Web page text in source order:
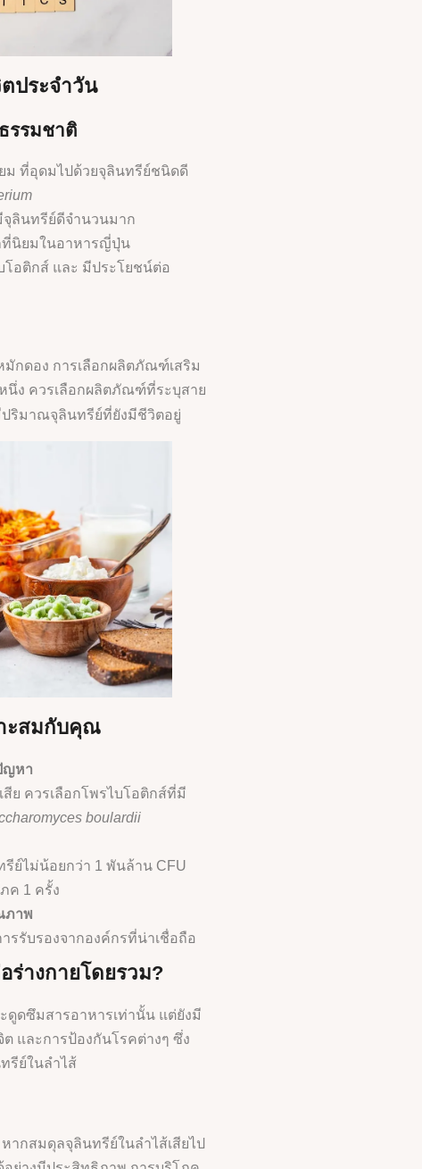
ประจำวัน
รรมชาติ
ม ที่อุดมไปด้วยจุลินทรีย์ชนิดดี
ลินทรีย์ดีจำนวนมาก
นิยมในอาหารญี่ปุ่น
อติกส์ และ มีประโยชน์ต่อ
กดอง การเลือกผลิตภัณฑ์เสริม
นึ่ง ควรเลือกผลิตภัณฑ์ที่ระบุสาย
ริมาณจุลินทรีย์ที่ยังมีชีวิตอยู่
ะสมกับคุณ
ญหา
ย ควรเลือกโพรไบโอติกส์ที่มี
boulardii
ย์ไม่น้อยกว่า 1 พันล้าน CFU
ค 1 ครั้ง
ภาพ
รับรองจากองค์กรที่น่าเชื่อถือ
างกายโดยรวม?
ดูดซึมสารอาหารเท่านั้น แต่ยังมี
และการป้องกันโรคต่างๆ ซึ่ง
รีย์ในลำไส้
กสมดุลจุลินทรีย์ในลำไส้เสียไป